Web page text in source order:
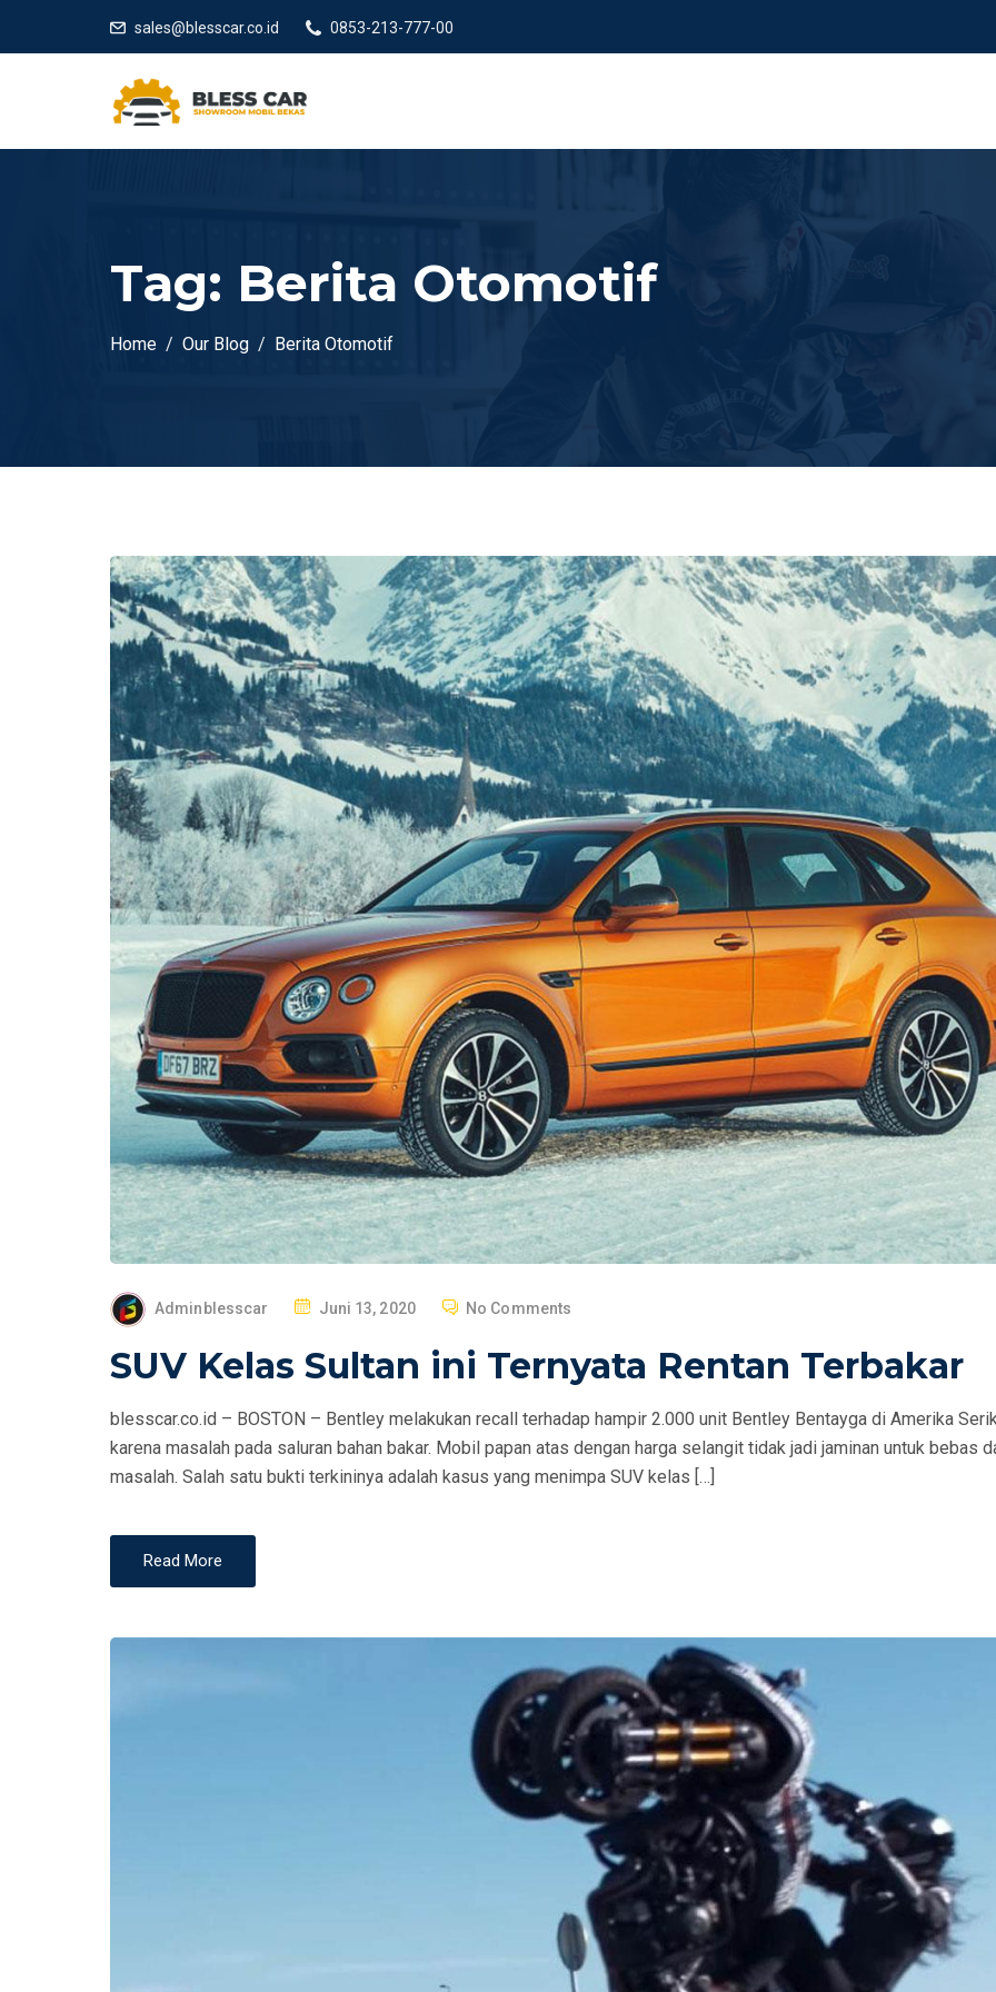
sales@blesscar.co.id 0853-213-777-00
Tag: Berita Otomotif
Home Our Blog Berita Otomotif
Adminblesscar
S
E
D
O
Juni 13, 2020 No Comments
SUV Kelas Sultan ini Ternyata Rentan Terbakar
blesscar.co.id – BOSTON – Bentley melakukan recall terhadap hampir 2.000 unit Bentley Bentayga di Amerika
karena masalah pada saluran bahan bakar. Mobil papan atas dengan harga selangit tidak jadi jaminan untuk bebas
masalah. Salah satu bukti terkininya adalah kasus yang menimpa SUV kelas […]
Read More